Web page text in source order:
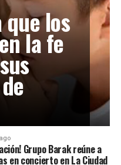
los
la fe
Grupo Barak reúne a
en concierto en La Ciudad